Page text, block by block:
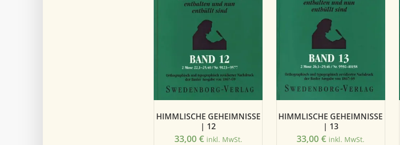
HIMMLISCHE GEHEIMNISSE
| 12
33,00 € inkl. MwSt.
HIMMLISCHE GEHEIMNISSE
| 13
33,00€ inkl. MwSt.